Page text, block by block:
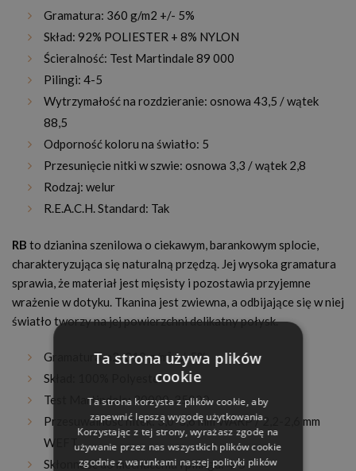
Gramatura: 360 g/m2 +/- 5%
Skład: 92% POLIESTER + 8% NYLON
Ścieralność: Test Martindale 89 000
Pilingi: 4-5
Wytrzymałość na rozdzieranie: osnowa 43,5 / wątek
88,5
Odporność koloru na światło: 5
Przesunięcie nitki w szwie: osnowa 3,3 / wątek 2,8
Rodzaj: welur
R.E.A.C.H. Standard: Tak
RB to dzianina szenilowa o ciekawym, barankowym splocie,
charakteryzująca się naturalną przędzą. Jej wysoka gramatura
sprawia, że materiał jest mięsisty i pozostawia przyjemne
wrażenie w dotyku. Tkanina jest zwiewna, a odbijające się w niej
światło tworzy na jej powierzchni delikatny połysk.
Gramatura m2: 310 g/m² +/-5%
Skład: 100% Polyester
Test Martindale: 30000-35000
Przesuwalność nitek: 3,0-3,6 mm WARP / 2,2-2,6 mm
WEFT
Skłonność do mechacenia i pilingu: 4-5
Ta strona używa plików
cookie
Ta strona korzysta z plików cookie, aby
zapewnić lepszą wygodę użytkowania.
Korzystając z tej strony, wyrażasz zgodę na
używanie przez nas wszystkich plików cookie
zgodnie z warunkami naszej polityki plików